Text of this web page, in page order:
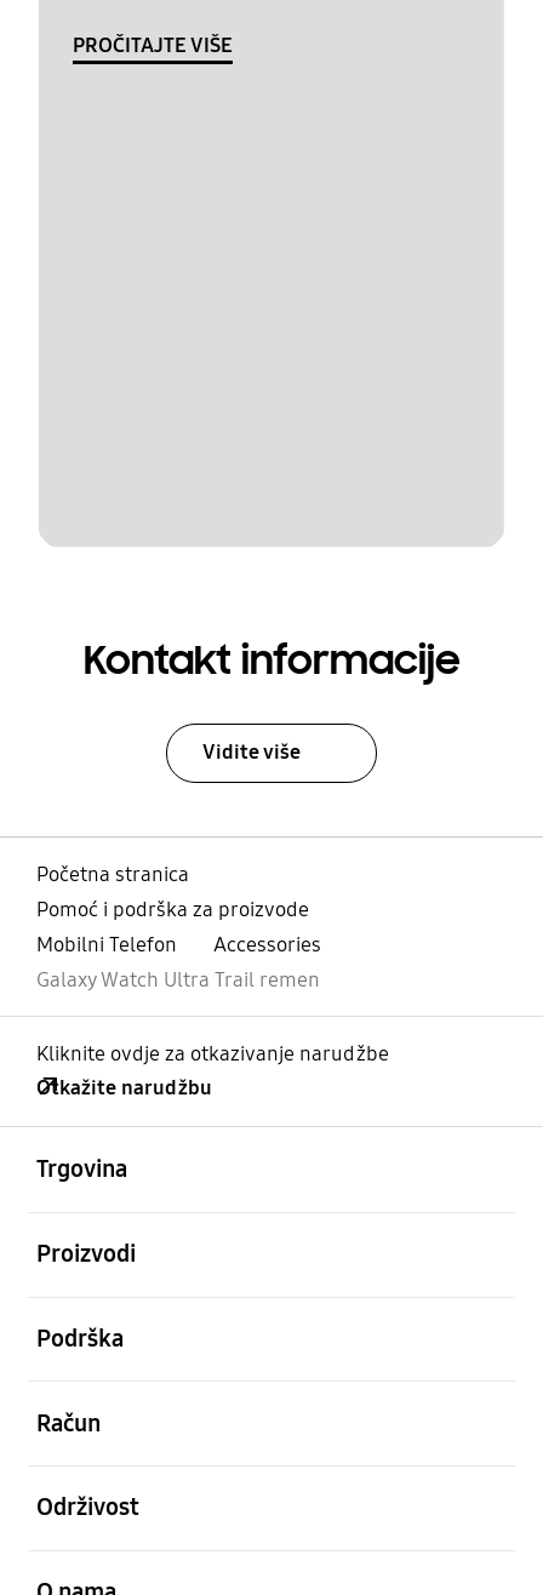
PROČITAJTE VIŠE
Kontakt informacije
Vidite više
Početna stranica
Pomoć i podrška za proizvode
Mobilni Telefon
Accessories
Galaxy Watch Ultra Trail remen
Kliknite ovdje za otkazivanje narudžbe
Otkažite narudžbu
Trgovina
Proizvodi
Podrška
Račun
Održivost